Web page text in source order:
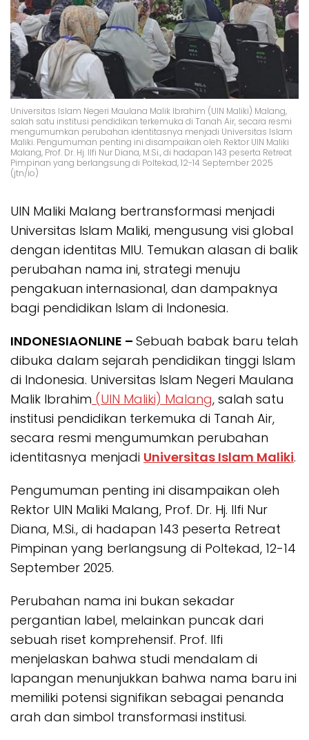
Universitas Islam Negeri Maulana Malik Ibrahim (UIN Maliki) Malang,
salah satu institusi pendidikan terkemuka di Tanah Air, secara resmi
mengumumkan perubahan identitasnya menjadi Universitas Islam
Maliki. Pengumuman penting ini disampaikan oleh Rektor UIN Maliki
Malang, Prof. Dr. Hj. Ilfi Nur Diana, M.Si., di hadapan 143 peserta Retreat
Pimpinan yang berlangsung di Poltekad, 12-14 September 2025
(jtn/io)
UIN Maliki Malang bertransformasi menjadi
Universitas Islam Maliki, mengusung visi global
dengan identitas MIU. Temukan alasan di balik
perubahan nama ini, strategi menuju
pengakuan internasional, dan dampaknya
bagi pendidikan Islam di Indonesia.
INDONESIAONLINE – Sebuah babak baru telah
dibuka dalam sejarah pendidikan tinggi Islam
di Indonesia. Universitas Islam Negeri Maulana
Malik Ibrahim (UIN Maliki) Malang, salah satu
institusi pendidikan terkemuka di Tanah Air,
secara resmi mengumumkan perubahan
identitasnya menjadi Universitas Islam Maliki.
Pengumuman penting ini disampaikan oleh
Rektor UIN Maliki Malang, Prof. Dr. Hj. Ilfi Nur
Diana, M.Si., di hadapan 143 peserta Retreat
Pimpinan yang berlangsung di Poltekad, 12-14
September 2025.
Perubahan nama ini bukan sekadar
pergantian label, melainkan puncak dari
sebuah riset komprehensif. Prof. Ilfi
menjelaskan bahwa studi mendalam di
lapangan menunjukkan bahwa nama baru ini
memiliki potensi signifikan sebagai penanda
arah dan simbol transformasi institusi.